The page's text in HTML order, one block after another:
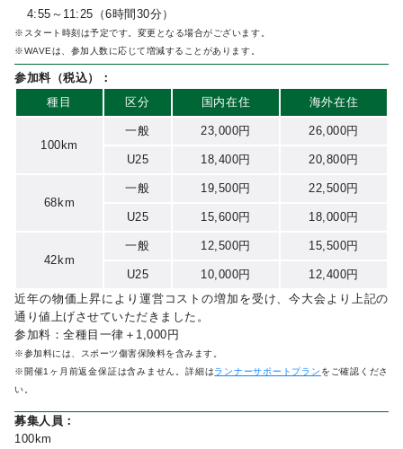
4:55～11:25（6時間30分）
※スタート時刻は予定です。変更となる場合がございます。
※WAVEは、参加人数に応じて増減することがあります。
参加料（税込）：
種目
区分 国内在住 海外在住
100km
一般 23,000円 26,000円
U25 18,400円 20,800円
68km
一般 19,500円 22,500円
U25 15,600円 18,000円
42km
一般 12,500円 15,500円
U25 10,000円
12,400円
近年の物価上昇により運営コストの増加を受け、今大会より上記の
通り値上げさせていただきました。
参加料：全種目一律＋1,000円
※参加料には、スポーツ傷害保険料を含みます。
※開催1ヶ月前返金保証は含みません。詳細はランナーサポートプラン をご確認くださ
い。
募集人員：
100km